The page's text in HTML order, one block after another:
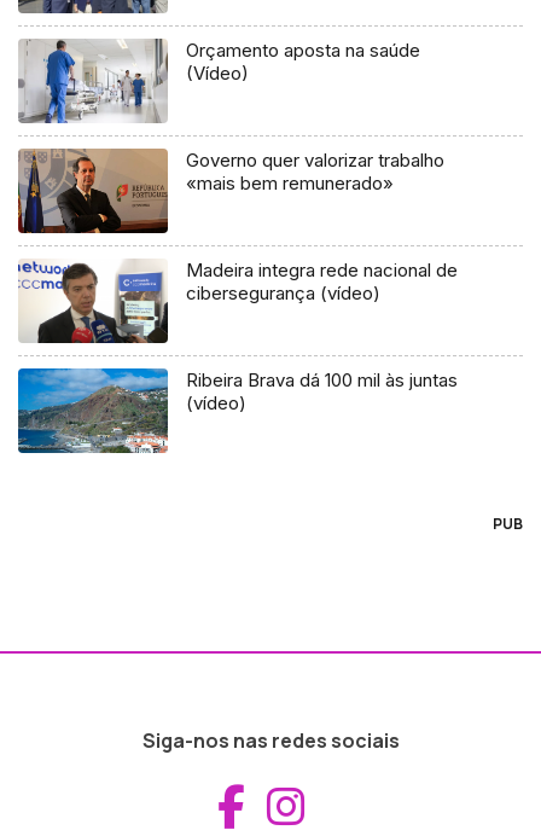
Orçamento aposta na saúde
(Vídeo)
Governo quer valorizar trabalho
«mais bem remunerado»
Madeira integra rede nacional de
cibersegurança (vídeo)
Ribeira Brava dá 100 mil às juntas
(vídeo)
PUB
Siga-nos nas redes sociais
Aceder ao